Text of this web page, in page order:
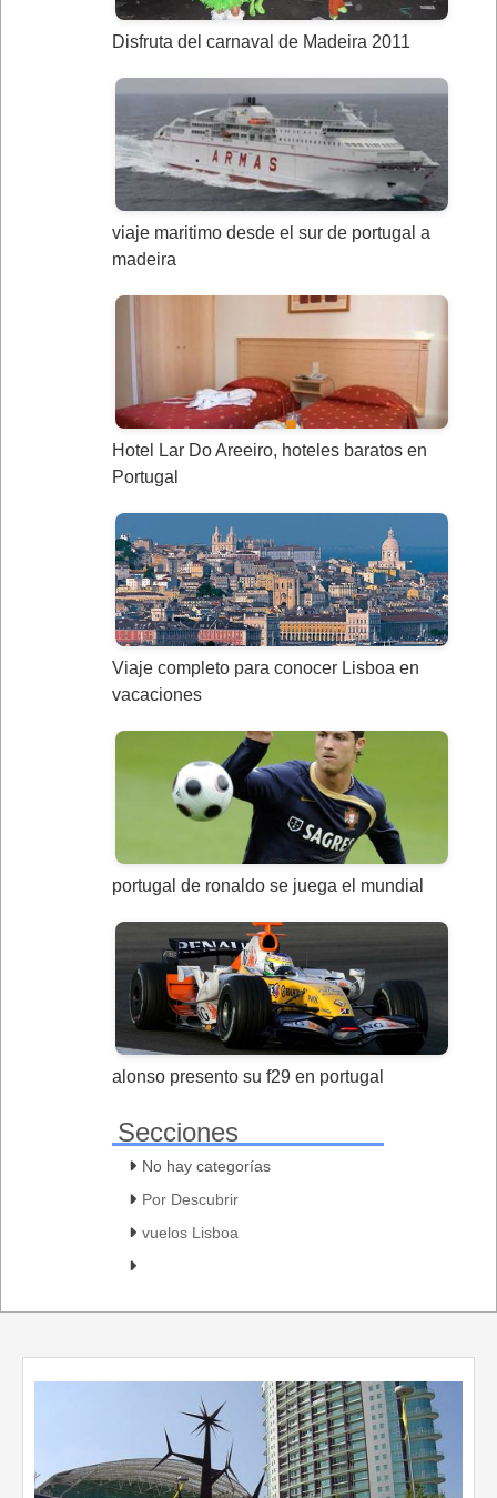
Disfruta del carnaval de Madeira 2011
viaje maritimo desde el sur de portugal a
madeira
Hotel Lar Do Areeiro, hoteles baratos en
Portugal
Viaje completo para conocer Lisboa en
vacaciones
portugal de ronaldo se juega el mundial
alonso presento su f29 en portugal
Secciones
No hay categorías
Por Descubrir
vuelos Lisboa